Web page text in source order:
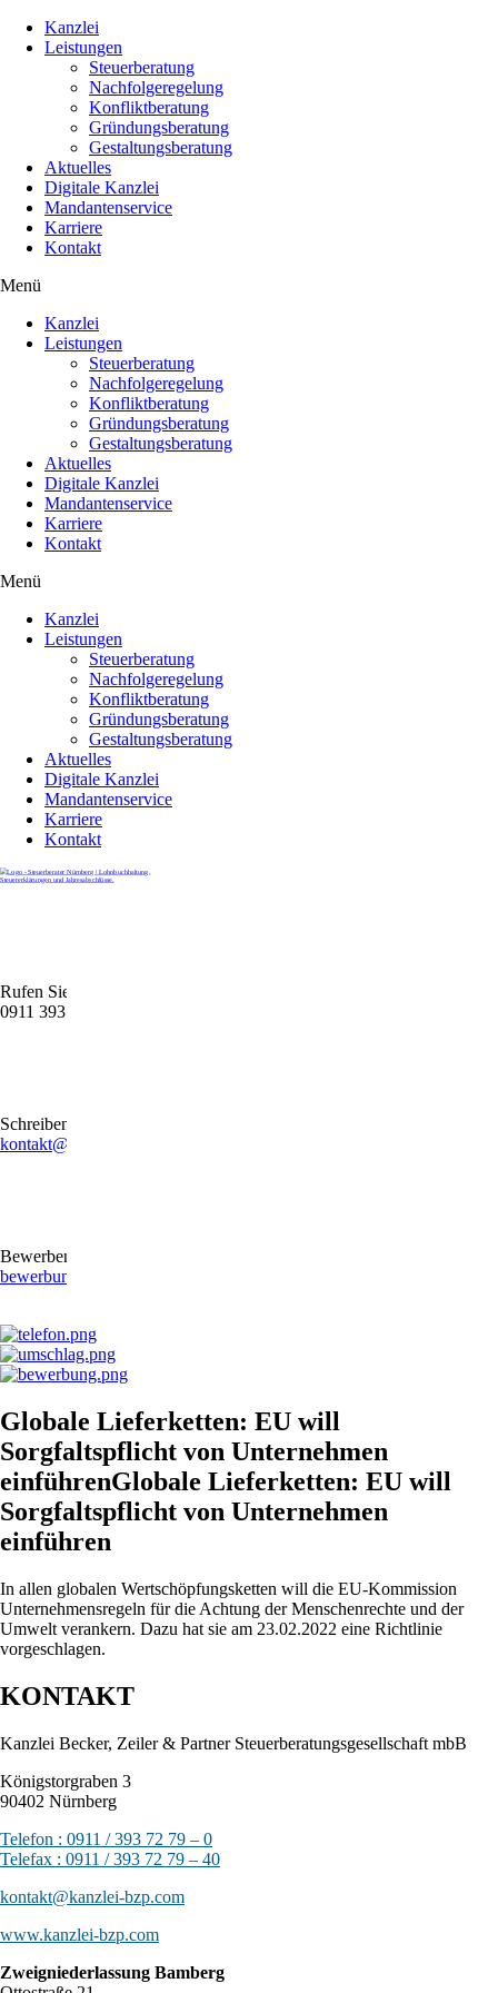
Kanzlei
Leistungen
Steuerberatung
Nachfolgeregelung
Konfliktberatung
Gründungsberatung
Gestaltungsberatung
Aktuelles
Digitale Kanzlei
Mandantenservice
Karriere
Kontakt
Menü
Kanzlei
Leistungen
Steuerberatung
Nachfolgeregelung
Konfliktberatung
Gründungsberatung
Gestaltungsberatung
Aktuelles
Digitale Kanzlei
Mandantenservice
Karriere
Kontakt
Menü
Kanzlei
Leistungen
Steuerberatung
Nachfolgeregelung
Konfliktberatung
Gründungsberatung
Gestaltungsberatung
Aktuelles
Digitale Kanzlei
Mandantenservice
Karriere
Kontakt
Rufen Sie uns gerne an
0911 39372790
Schreiben Sie uns gerne eine E-Mail
kontakt@stb-becker-zeiler.de
Bewerben Sie sich online oder per E-Mail
bewerbung@stb-becker-zeiler.de
Globale Lieferketten: EU will
Sorgfaltspflicht von Unternehmen
einführenGlobale Lieferketten: EU will
Sorgfaltspflicht von Unternehmen
einführen
In allen globalen Wertschöpfungsketten will die EU-Kommission
Unternehmensregeln für die Achtung der Menschenrechte und der
Umwelt verankern. Dazu hat sie am 23.02.2022 eine Richtlinie
vorgeschlagen.
KONTAKT
Kanzlei Becker, Zeiler & Partner Steuerberatungsgesellschaft mbB
Königstorgraben 3
90402 Nürnberg
Telefon : 0911 / 393 72 79 – 0
Telefax : 0911 / 393 72 79 – 40
kontakt@kanzlei-bzp.com
www.kanzlei-bzp.com
Zweigniederlassung Bamberg